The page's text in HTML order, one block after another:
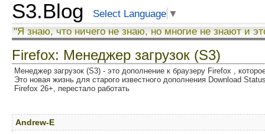
S3.Blog Select Language ▼
"Я знаю, что ничего не знаю, но многие не знают и
Firefox: Менеджер загрузок (S3)
Менеджер загрузок (S3) - это дополнение к браузеру Firefox ,
Это новая жизнь для старого известного дополнения Download
Firefox 26+, перестало работать
Andrew-E